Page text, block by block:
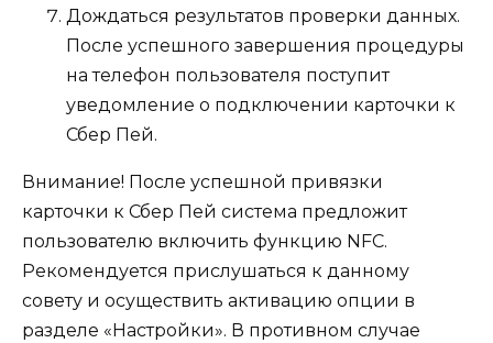
Дождаться результатов проверки данных.
После успешного завершения процедуры
на телефон пользователя поступит
уведомление о подключении карточки к
Сбер Пей.
Внимание! После успешной привязки
карточки к Сбер Пей система предложит
пользователю включить функцию NFС.
Рекомендуется прислушаться к данному
совету и осуществить активацию опции в
разделе «Настройки». В противном случае